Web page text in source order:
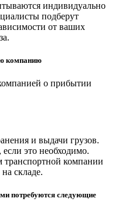
индивидуально
подберут
от ваших
компанию
о прибытии
и выдачи грузов.
это необходимо.
транспортной компании
складе.
потребуются следующие